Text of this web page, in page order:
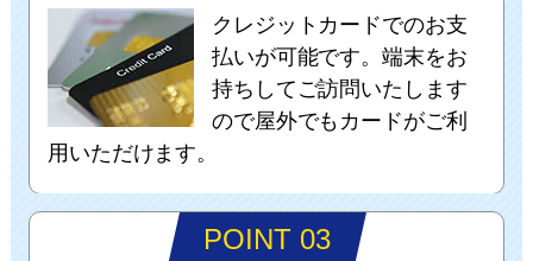
クレジットカードでのお支
払いが可能です。端末をお
持ちしてご訪問いたします
ので屋外でもカードがご利
用いただけます。
POINT 03